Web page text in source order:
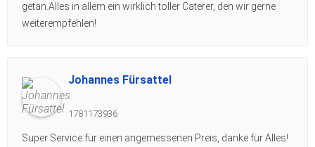
getan.Alles in allem ein wirklich toller Caterer, den wir gerne
weiterempfehlen!
Johannes Fürsattel
1781173936
Super Service für einen angemessenen Preis, danke für Alles!